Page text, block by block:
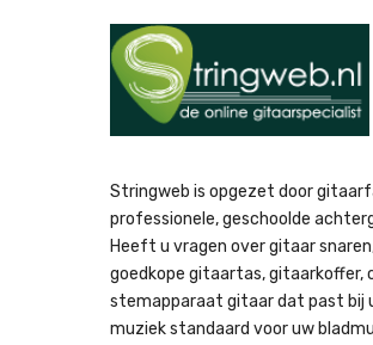
Stringweb is opgezet door
professionele, geschoolde
Heeft u vragen over gitaar
goedkope gitaartas, gitaarkoffer,
stemapparaat gitaar dat past bij
muziek standaard voor uw